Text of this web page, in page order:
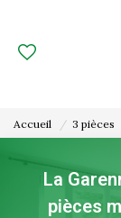
Accueil 3 pièces
La
pièces